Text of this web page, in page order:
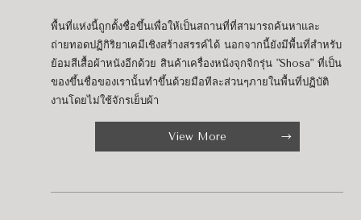
พื้นที่แห่งนี้ถูกตั้งชื่อขึ้นเพื่อให้เป็นสถานที่ที่สามารถค้นหาและ
ถ่ายทอดปฏิกิริยาเคมีเชิงสร้างสรรค์ได้ นอกจากนี้ยังมีพื้นที่สำหรับ
ย้อมสีเสื้อผ้าหนังอีกด้วย สินค้าเครื่องหนังจุกจิกรุ่น "Shosa" ที่เป็น
ของขึ้นชื่อของเรานั้นทำขึ้นด้วยมือทีละส่วนๆภายในพื้นที่ปฏิบัติ
งานโดยไม่ใช้จักรเย็บผ้า
View More